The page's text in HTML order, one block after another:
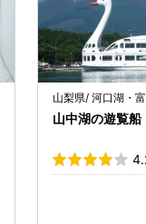
山梨県/ 河口湖・
山中湖の遊覧船